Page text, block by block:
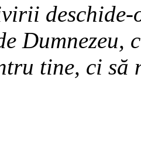
deschide-
Dumnezeu,
tine, ci să